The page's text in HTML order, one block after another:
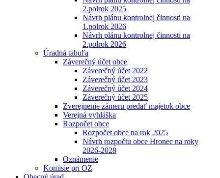
2.polrok 2025
Návrh plánu kontrolnej činnosti na
1.polrok 2026
Návrh plánu kontrolnej činnosti na
2.polrok 2026
Úradná tabuľa
Záverečný účet obce
Záverečný účet 2022
Záverečný účet 2023
Záverečný účet 2024
Záverečný účet 2025
Zverejnenie zámeru predať majetok obce
Verejná vyhláška
Rozpočet obce
Rozpočet obce na rok 2025
Návrh rozpočtu obce Hronec na roky
2026-2028
Oznámenie
Komisie pri OZ